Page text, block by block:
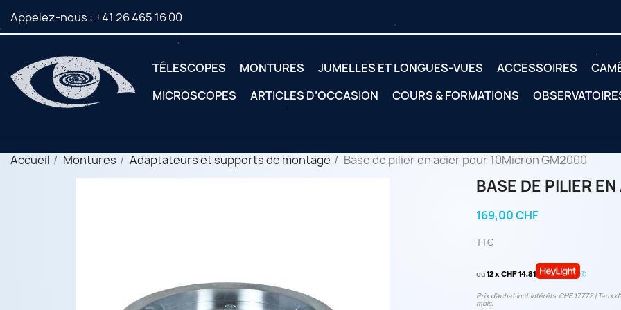
Appelez-nous : +41 26 465 16 00
TÉLESCOPES MONTURES JUMELLES ET LONGUES-VUES ACCESSOIRES
MICROSCOPES
ARTICLES D’OCCASION COURS & FORMATIONS
Accueil Montures Adaptateurs et supports de montage Base de pilier en acier pour 10Micron GM2000
BASE DE PILIER
169,00 CHF
TTC
ou12 x CHF 14.81
Prix d’achat incl. intérêts: CHF 177.72 | Taux
mois.